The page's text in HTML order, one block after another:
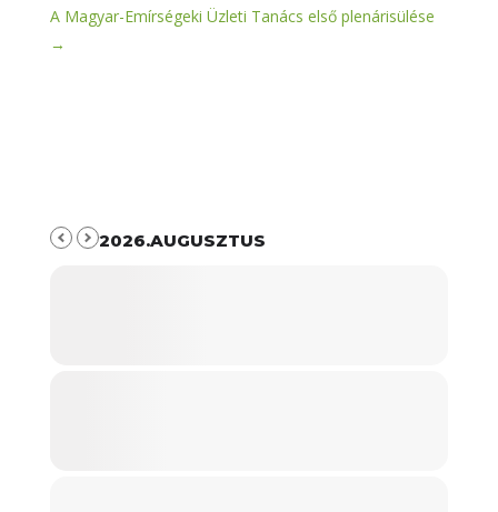
A Magyar-Emírségeki Üzleti Tanács első plenárisülése
→
2026.AUGUSZTUS